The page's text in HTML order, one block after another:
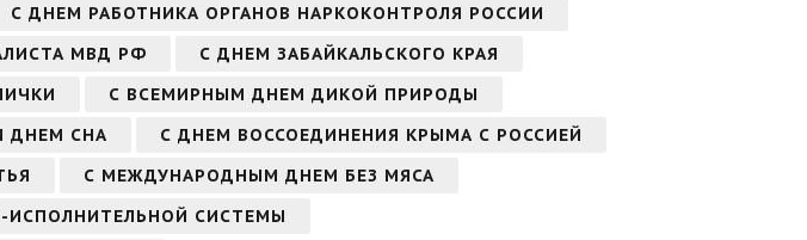
С ДНЕМ РАБОТНИКА ОРГАНОВ НАРКОКОНТРОЛЯ РОССИИ
МВД РФ
С ДНЕМ ЗАБАЙКАЛЬСКОГО КРАЯ
С ВСЕМИРНЫМ ДНЕМ ДИКОЙ ПРИРОДЫ
ДНЕМ СНА
С ДНЕМ ВОССОЕДИНЕНИЯ КРЫМА С РОССИЕЙ
С МЕЖДУНАРОДНЫМ ДНЕМ БЕЗ МЯСА
ИСПОЛНИТЕЛЬНОЙ СИСТЕМЫ